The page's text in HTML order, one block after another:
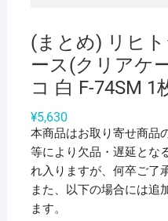
(まとめ) リヒ
ース(クリアケ
コ 白 F-74SM 1
¥5,630
本商品はお取り寄せ商品
等により欠品・遅延とな
れ入りますが、何卒ご了
また、以下の場合には追
ます。